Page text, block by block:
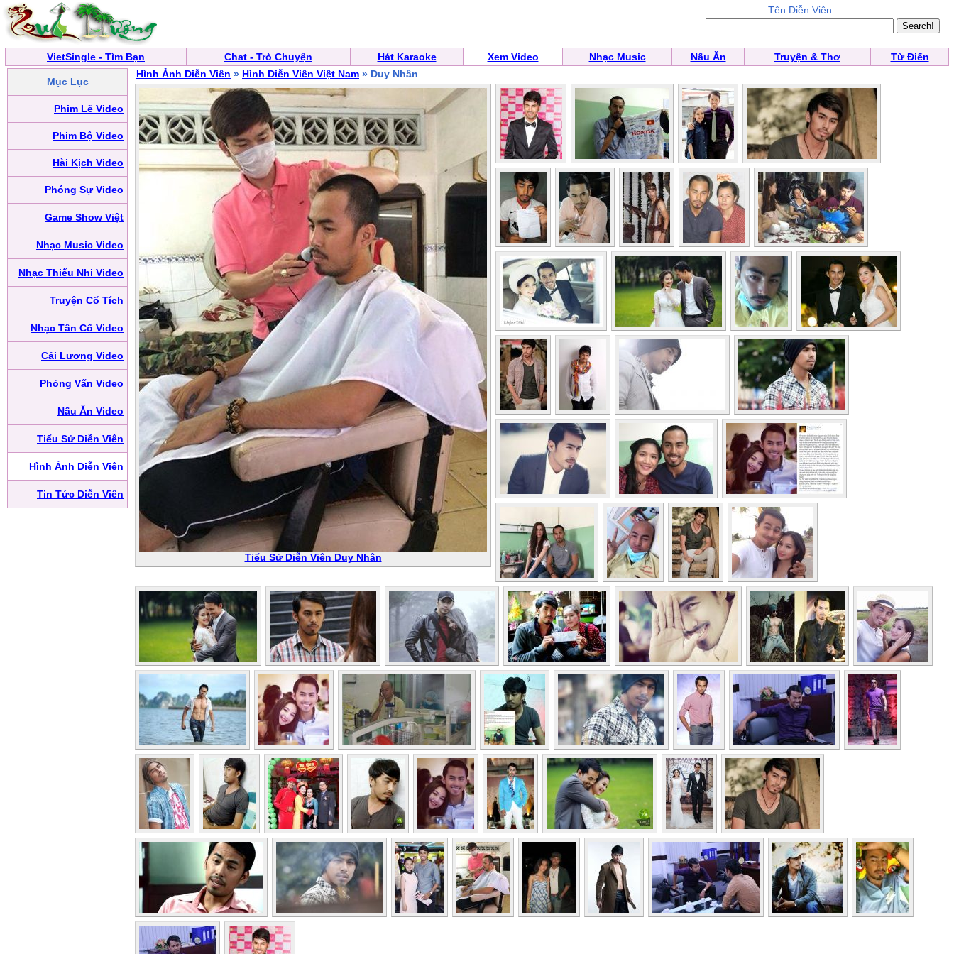
Tên Diễn Viên
VietSingle - Tìm Bạn Chat - Trò Chuyện Hát Karaoke Xem Video Nhạc Music Nấu Ăn Truyện & Thơ Từ Điển
Mục Lục
Phim Lẽ Video
Phim Bộ Video
Hài Kịch Video
Phóng Sự Video
Game Show Việt
Nhạc Music Video
Nhạc Thiếu Nhi Video
Truyện Cổ Tích
Nhạc Tân Cổ Video
Cải Lương Video
Phỏng Vấn Video
Nấu Ăn Video
Tiểu Sử Diễn Viên
Hình Ảnh Diễn Viên
Tin Tức Diễn Viên
Hình Ảnh Diễn Viên » Hình Diễn Viên Việt Nam » Duy Nhân
Tiểu Sử Diễn Viên Duy Nhân